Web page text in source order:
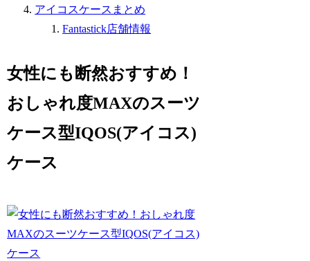
アイコスケースまとめ
Fantastick店舗情報
女性にも断然おすすめ！
おしゃれ度MAXのスーツ
ケース型IQOS(アイコス)
ケース